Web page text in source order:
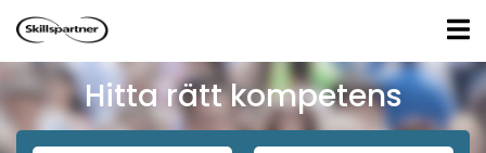
Hitta rätt kompetens